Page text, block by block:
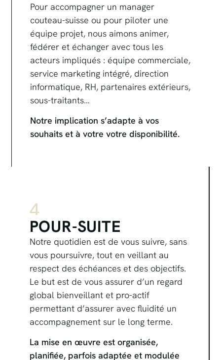
Pour accompagner un manager
couteau-suisse ou pour piloter une
équipe projet, nous aimons animer,
fédérer et échanger avec tous les
acteurs impliqués : équipe commerciale,
service marketing intégré, direction
informatique, RH, partenaires extérieurs,
sous-traitants…
Notre implication s’adapte à vos
souhaits et à votre votre disponibilité.
4
POUR-SUITE
Notre quotidien est de vous suivre, sans
vous poursuivre, tout en veillant au
respect des échéances et des objectifs.
Le but est de vous assurer d’un regard
global bienveillant et pro-actif
permettant d’assurer avec fluidité un
accompagnement sur le long terme.
La mise en œuvre est organisée,
planifiée, parfois adaptée et modulée